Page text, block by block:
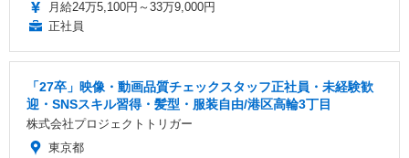
月給24万5,100円～33万9,000円
正社員
「27卒」映像・動画品質チェックスタッフ正社員・未経験歓
迎・SNSスキル習得・髪型・服装自由/港区高輪3丁目
株式会社プロジェクトトリガー
東京都